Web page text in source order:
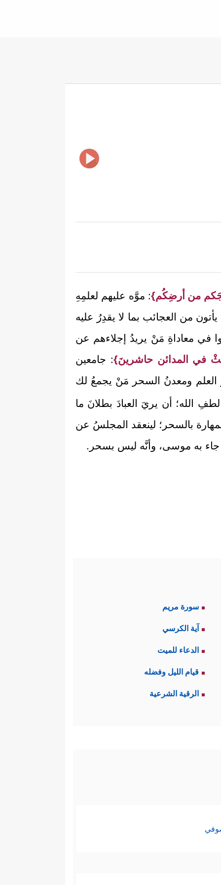
من أرضِكُم}: موَّه عليهم لعلمِهِ
من العجائب بما لا يقدِرُ عليه
في معاداةِ مَنْ يريدُ إجلاءهم عن
في المدائن حاشرينَ}: جامعين
ومعدنُ السحر مَنْ يجمعُ لك
أن يريَ العبادَ بطلانَ ما
بالسحر؛ لينعقد المجلسُ عن
جاء به موسى، وأنَّه ليس بسحر.
سورة مريم
آية الكرسي
الدعاء للميت
قيام الليل وفضله
الرقية الشرعية